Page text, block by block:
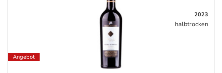
Angebot
2023
halbtrocken